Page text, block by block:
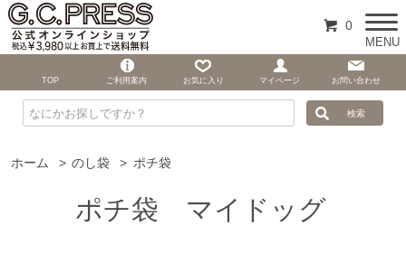
ホーム > のし袋 > ポチ袋
ポチ袋 マイドッグ
0
MENU
TOP ご利用案内 お気に入り マイページ お問い合わせ